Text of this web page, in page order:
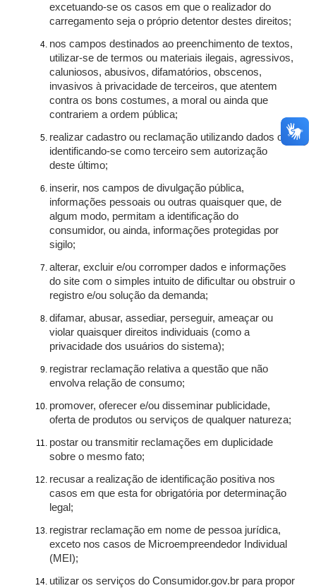
excetuando-se os casos em que o realizador do
carregamento seja o próprio detentor destes direitos;
nos campos destinados ao preenchimento de textos,
utilizar-se de termos ou materiais ilegais, agressivos,
caluniosos, abusivos, difamatórios, obscenos,
invasivos à privacidade de terceiros, que atentem
contra os bons costumes, a moral ou ainda que
contrariem a ordem pública;
realizar cadastro ou reclamação utilizando dados ou
identificando-se como terceiro sem autorização
deste último;
inserir, nos campos de divulgação pública,
informações pessoais ou outras quaisquer que, de
algum modo, permitam a identificação do
consumidor, ou ainda, informações protegidas por
sigilo;
alterar, excluir e/ou corromper dados e informações
do site com o simples intuito de dificultar ou obstruir o
registro e/ou solução da demanda;
difamar, abusar, assediar, perseguir, ameaçar ou
violar quaisquer direitos individuais (como a
privacidade dos usuários do sistema);
registrar reclamação relativa a questão que não
envolva relação de consumo;
promover, oferecer e/ou disseminar publicidade,
oferta de produtos ou serviços de qualquer natureza;
postar ou transmitir reclamações em duplicidade
sobre o mesmo fato;
recusar a realização de identificação positiva nos
casos em que esta for obrigatória por determinação
legal;
registrar reclamação em nome de pessoa jurídica,
exceto nos casos de Microempreendedor Individual
(MEI);
utilizar os serviços do Consumidor.gov.br para propor